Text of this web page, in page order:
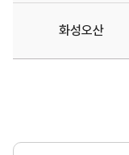
화성오산
호